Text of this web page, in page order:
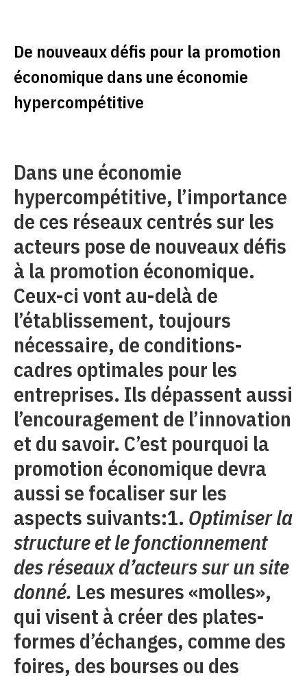
De nouveaux défis pour la promotion
économique dans une économie
hypercompétitive
Dans une économie
hypercompétitive, l’importance
de ces réseaux centrés sur les
acteurs pose de nouveaux défis
à la promotion économique.
Ceux-ci vont au-delà de
l’établissement, toujours
nécessaire, de conditions-
cadres optimales pour les
entreprises. Ils dépassent aussi
l’encouragement de l’innovation
et du savoir. C’est pourquoi la
promotion économique devra
aussi se focaliser sur les
aspects suivants:1. Optimiser la
structure et le fonctionnement
des réseaux d’acteurs sur un site
donné. Les mesures «molles»,
qui visent à créer des plates-
formes d’échanges, comme des
foires, des bourses ou des